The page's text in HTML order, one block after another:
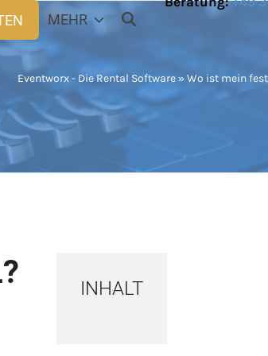
MEHR
Eventworx - Die Rental Software»Wo ist mein
INHALT